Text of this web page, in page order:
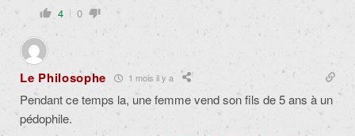
4 0
Le Philosophe 1 mois il y a
Pendant ce temps la, une femme vend son fils de 5 ans à un
pédophile.